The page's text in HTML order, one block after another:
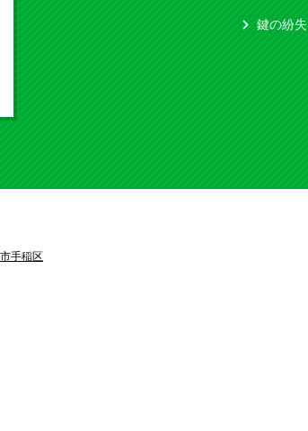
鍵の紛失
手稲区